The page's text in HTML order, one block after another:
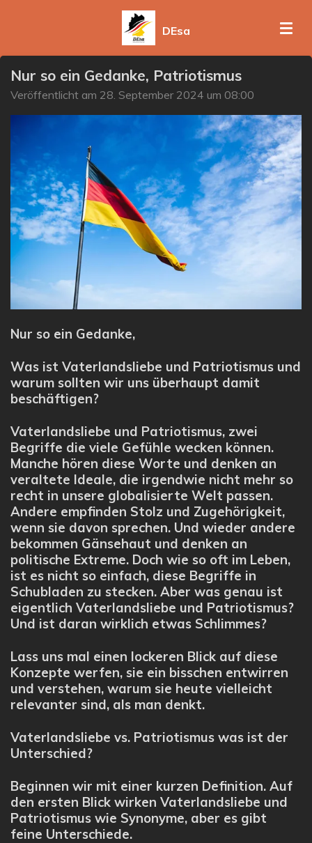
DEsa
Nur so ein Gedanke, Patriotismus
Veröffentlicht am 28. September 2024 um 08:00
Nur so ein Gedanke,
Was ist Vaterlandsliebe und Patriotismus und
warum sollten wir uns überhaupt damit
beschäftigen?
Vaterlandsliebe und Patriotismus, zwei
Begriffe die viele Gefühle wecken können.
Manche hören diese Worte und denken an
veraltete Ideale, die irgendwie nicht mehr so
recht in unsere globalisierte Welt passen.
Andere empfinden Stolz und Zugehörigkeit,
wenn sie davon sprechen. Und wieder andere
bekommen Gänsehaut und denken an
politische Extreme. Doch wie so oft im Leben,
ist es nicht so einfach, diese Begriffe in
Schubladen zu stecken. Aber was genau ist
eigentlich Vaterlandsliebe und Patriotismus?
Und ist daran wirklich etwas Schlimmes?
Lass uns mal einen lockeren Blick auf diese
Konzepte werfen, sie ein bisschen entwirren
und verstehen, warum sie heute vielleicht
relevanter sind, als man denkt.
Vaterlandsliebe vs. Patriotismus was ist der
Unterschied?
Beginnen wir mit einer kurzen Definition. Auf
den ersten Blick wirken Vaterlandsliebe und
Patriotismus wie Synonyme, aber es gibt
feine Unterschiede.